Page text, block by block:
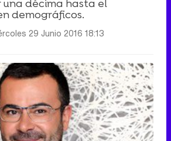
una décima hasta el
demográficos.
29 Junio 2016 18:13